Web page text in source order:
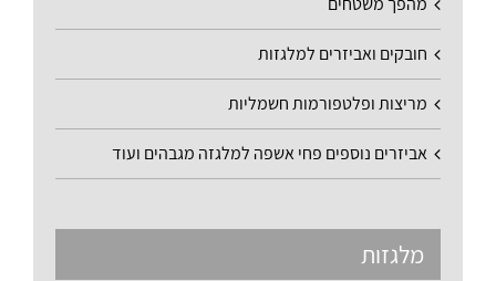
חובקים ואביזרים למלגזות
מריצות ופלטפורמות חשמליות
אביזרים נוספים פחי אשפה למלגזה מגבהים ועוד
מלגזות